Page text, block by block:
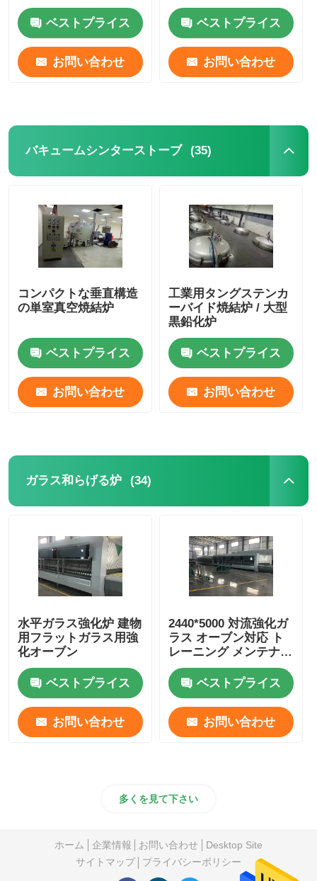
ベストプライス
お問い合わせ
ベストプライス
お問い合わせ
バキュームシンターストーブ (35)
コンパクトな垂直構造
の単室真空焼結炉
ベストプライス
お問い合わせ
工業用タングステンカ
ーバイド焼結炉 / 大型
黒鉛化炉
ベストプライス
お問い合わせ
ガラス和らげる炉 (34)
水平ガラス強化炉 建物
用フラットガラス用強
化オーブン
ベストプライス
お問い合わせ
2440*5000 対流強化ガ
ラス オーブン対応 ト
レーニング メンテナン
ス利用可能
ベストプライス
お問い合わせ
多くを見て下さい
ホーム 企業情報 お問い合わせ
Desktop Site
サイトマップ
プライバシーポリシー